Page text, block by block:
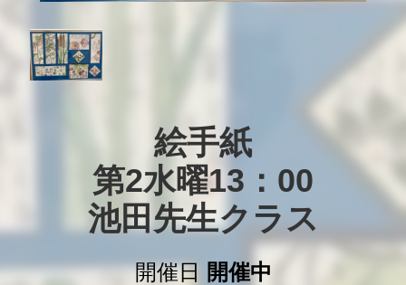
絵手紙
第2水曜13：00
池田先生クラス
開催日
開催中